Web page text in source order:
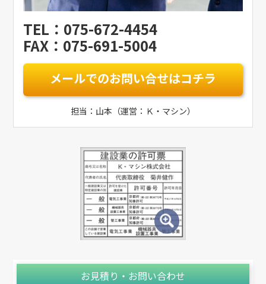
TEL：075-672-4454
FAX：075-691-5004
メールでのお問い合せはコチラ
担当：山本（運営：Ｋ・マシン）
お見積り・お問い合わせ